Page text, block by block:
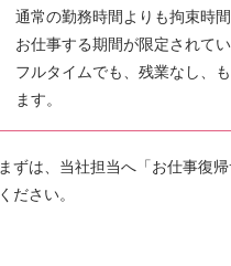
通常の勤務時間よりも拘束時
お仕事する期間が限定されて
フルタイムでも、残業なし、
ます。
まずは、当社担当へ「お仕事復
ください。